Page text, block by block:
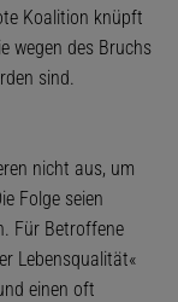
Koalition knüpft
wegen des Bruchs
sind.
nicht aus, um
Folge seien
Für Betroffene
Lebensqualität«
einen oft